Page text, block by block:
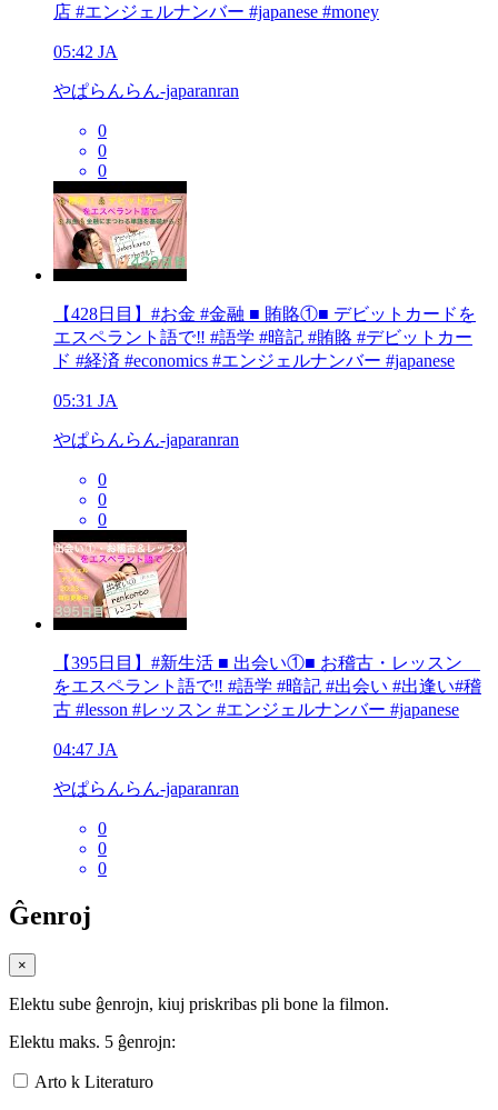
店 #エンジェルナンバー #japanese #money
05:42 JA
やぱらんらん-japaranran
0
0
0
【428日目】#お金 #金融 ■ 賄賂①■ デビットカードを
エスペラント語で‼️ #語学 #暗記 #賄賂 #デビットカー
ド #経済 #economics #エンジェルナンバー #japanese
05:31 JA
やぱらんらん-japaranran
0
0
0
【395日目】#新生活 ■ 出会い①■ お稽古・レッスン
をエスペラント語で‼️ #語学 #暗記 #出会い #出逢い#稽
古 #lesson #レッスン #エンジェルナンバー #japanese
04:47 JA
やぱらんらん-japaranran
0
0
0
Ĝenroj
×
Elektu sube ĝenrojn, kiuj priskribas pli bone la filmon.
Elektu maks. 5 ĝenrojn:
Arto k Literaturo